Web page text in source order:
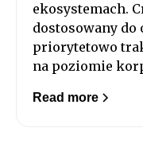
ekosystemach.
dostosowany
priorytetowo
na poziomie
Read more